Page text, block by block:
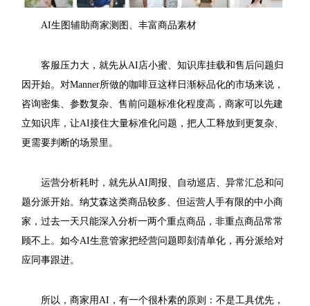
AI生图辅助商家测图、丰富商品素材
客服压力大，就先从AI店小蜜、知识库挂载和售后问题归
因开始。对Manner所做的咖啡豆这样日渐标品化的市场来说，
咨询密集、参数复杂、售前问题标准化程度高，商家可以先建
立知识库，让AI接住大量标准化问题，把人工释放到更复杂、
更需要判断的场景里。
运营分析耗时，就先从AI周报、自动巡店、异常汇总和问
题分派开始。纳艾森这类商品较多、但运营人手有限的中小商
家，过去一天只能深入分析一两个重点商品，非重点商品常常
顾不上。如今AI生意管家把经营问题即刻清单化，再分派给对
应同事跟进。
所以，商家用AI，有一个很朴素的原则：不是工具优先，